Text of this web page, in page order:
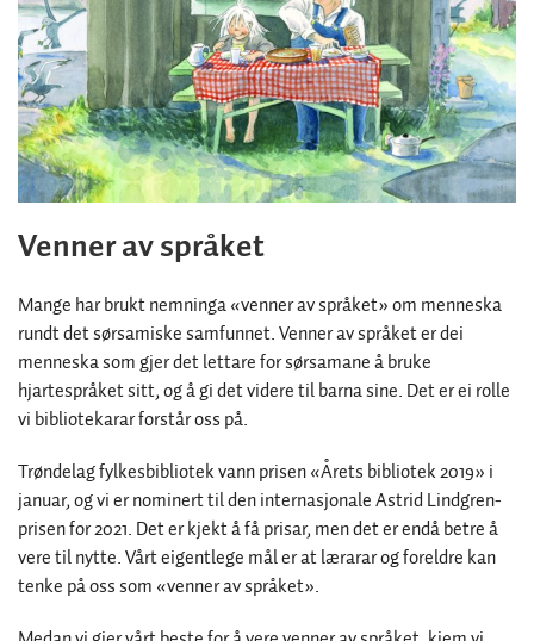
Venner av språket
Mange har brukt nemninga «venner av språket» om menneska
rundt det sørsamiske samfunnet. Venner av språket er dei
menneska som gjer det lettare for sørsamane å bruke
hjartespråket sitt, og å gi det videre til barna sine. Det er ei rolle
vi bibliotekarar forstår oss på.
Trøndelag fylkesbibliotek vann prisen «Årets bibliotek 2019» i
januar, og vi er nominert til den internasjonale Astrid Lindgren-
prisen for 2021. Det er kjekt å få prisar, men det er endå betre å
vere til nytte. Vårt eigentlege mål er at lærarar og foreldre kan
tenke på oss som «venner av språket».